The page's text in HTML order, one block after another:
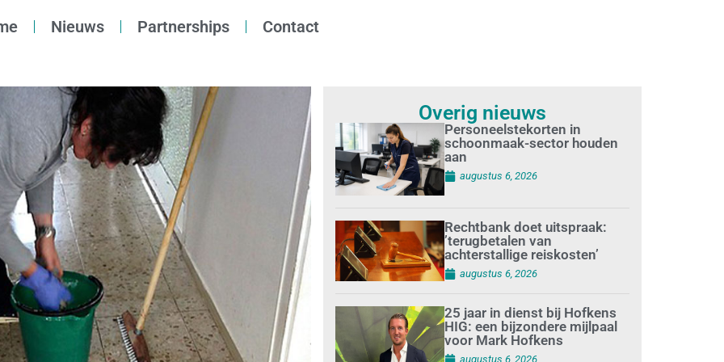
Nieuws Partnerships Contact
Overig nieuws
Personeelstekorten in
schoonmaak-sector houden
aan
augustus 6, 2026
Rechtbank doet uitspraak:
’terugbetalen van
achterstallige reiskosten’
augustus 6, 2026
25 jaar in dienst bij Hofkens
HIG: een bijzondere mijlpaal
voor Mark Hofkens
augustus 6, 2026